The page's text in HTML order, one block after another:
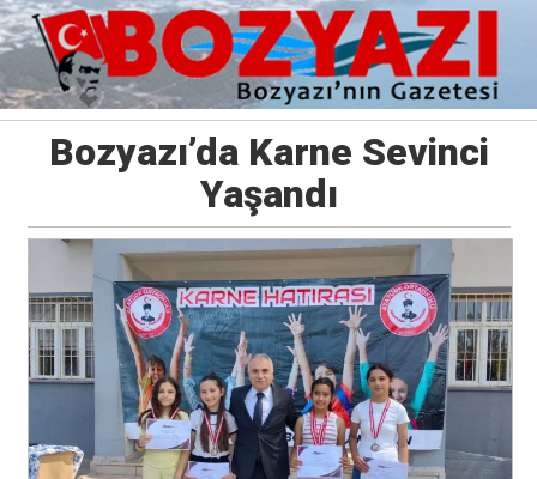
Bozyazı’da Karne Sevinci
Yaşandı